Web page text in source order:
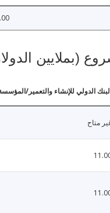
(بملايين
الدولي للإنشاء والتعمير/المؤسسة
متاح